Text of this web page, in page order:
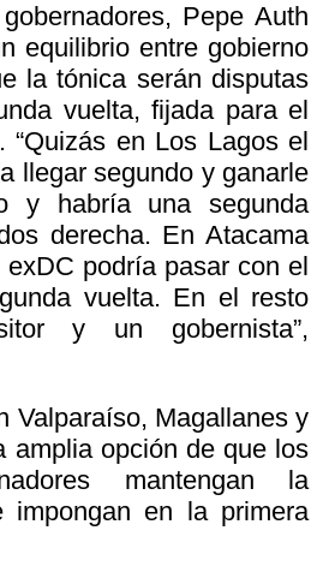
Pepe Auth
equilibrio entre gobierno
la tónica serán disputas
vuelta, fijada para el
“Quizás en Los Lagos el
llegar segundo y ganarle
y habría una segunda
derecha. En Atacama
podría pasar con el
vuelta. En el resto
y un gobernista”,
Valparaíso, Magallanes y
amplia opción de que los
mantengan la
impongan en la primera